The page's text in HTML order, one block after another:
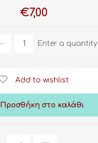
€7,00
Enter a quantity
Add to wishlist
Προσθήκη στο καλάθι